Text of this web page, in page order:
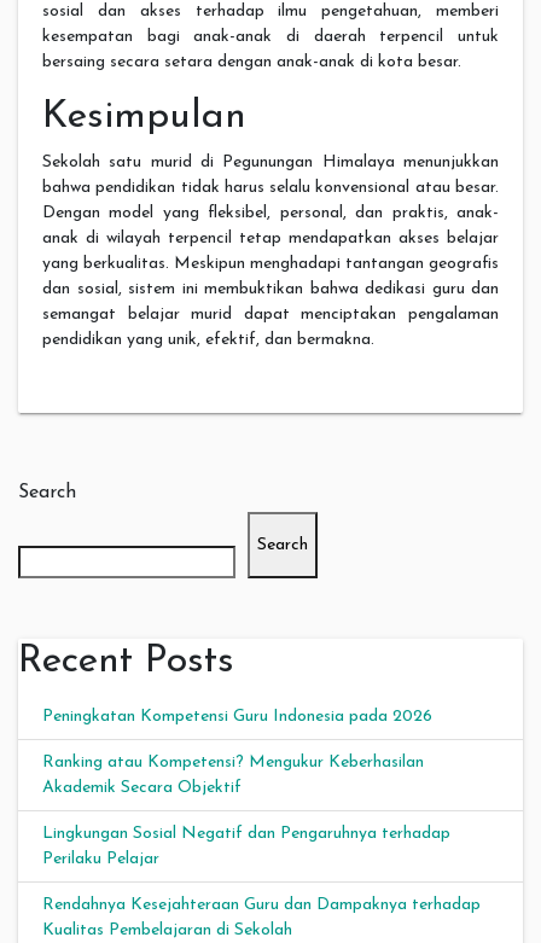
sosial dan akses terhadap ilmu pengetahuan, memberi
kesempatan bagi anak-anak di daerah terpencil untuk
bersaing secara setara dengan anak-anak di kota besar.
Kesimpulan
Sekolah satu murid di Pegunungan Himalaya menunjukkan
bahwa pendidikan tidak harus selalu konvensional atau besar.
Dengan model yang fleksibel, personal, dan praktis, anak-
anak di wilayah terpencil tetap mendapatkan akses belajar
yang berkualitas. Meskipun menghadapi tantangan geografis
dan sosial, sistem ini membuktikan bahwa dedikasi guru dan
semangat belajar murid dapat menciptakan pengalaman
pendidikan yang unik, efektif, dan bermakna.
Search
Search
Recent Posts
Peningkatan Kompetensi Guru Indonesia pada 2026
Ranking atau Kompetensi? Mengukur Keberhasilan
Akademik Secara Objektif
Lingkungan Sosial Negatif dan Pengaruhnya terhadap
Perilaku Pelajar
Rendahnya Kesejahteraan Guru dan Dampaknya terhadap
Kualitas Pembelajaran di Sekolah